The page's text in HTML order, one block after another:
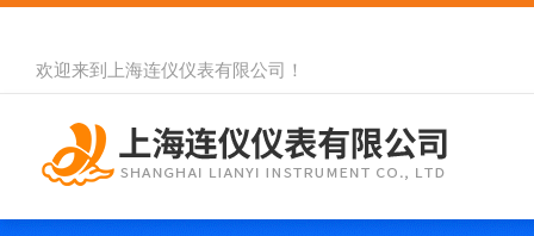
欢迎来到 上海连仪仪表有限公司 ！